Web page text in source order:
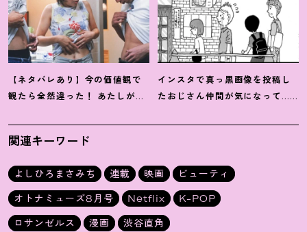
【ネタバレあり】今の価値観で
観たら全然違った ！ あたしが救
ター版
インスタで真っ黒画像を投稿し
たおじさん仲間が気になって…
の休日
関連キーワード
よしひろまさみち 連載 映画
ビューティ
オトナミューズ8月号
Netflix
K-POP
ロサンゼルス
漫画
渋谷直角